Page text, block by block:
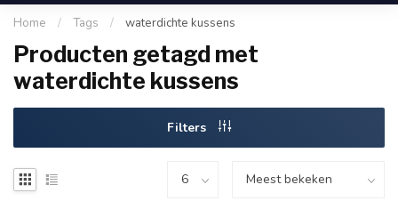
Home / Tags / waterdichte kussens
Producten getagd met
waterdichte kussens
Filters